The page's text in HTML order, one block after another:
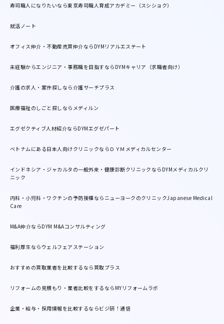
寿司職人になりたいなら東京寿司職人育成アカデミー（スシショク）
就活ノート
オフィス仲介・不動産売買仲介ならDYMリアルエステート
未経験からエンジニア・事務職を目指すならDYMキャリア（求職者向け）
介護の求人・案件探しなら介護サーチプラス
医療福祉のしごと探しならメディルン
エグゼクティブ人材紹介ならDYMエグゼパート
ベトナムにある日本人向けクリニックならＤＹＭメディカルセンター
インドネシア・ジャカルタの一般外来・健康診断クリニックならDYMメディカルクリ
ニック
内科・小児科・ワクチンの予防接種ならニューヨークのクリニックJapanese Medical
Care
M&A仲介ならDYM M&Aコンサルティング
福利厚生ならウェルフェアステーション
おすすめの買取業者を比較するなら買取プラス
リフォームの見積もり・業者比較をするならMYリフォームラボ
企業・給与・採用情報を比較するならビジ研！通信